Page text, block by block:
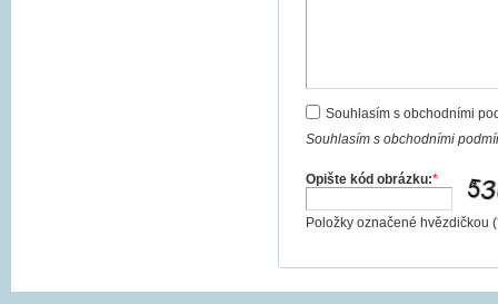
Souhlasím s obchodními
Souhlasím s obchodními
Opište kód obrázku:*
Položky označené hvězdičkou (